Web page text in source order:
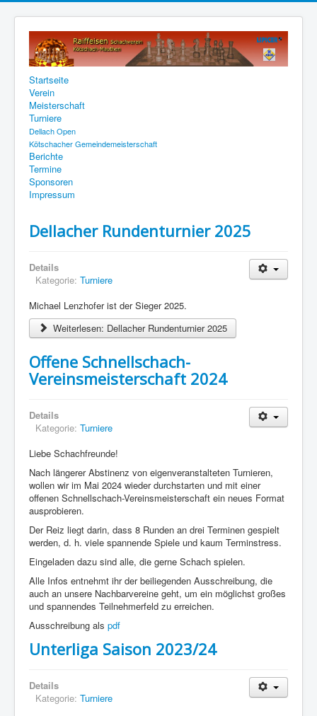
Startseite
Verein
Meisterschaft
Turniere
Dellach Open
Kötschacher Gemeindemeisterschaft
Berichte
Termine
Sponsoren
Impressum
Dellacher Rundenturnier 2025
Details
Kategorie: Turniere
Michael Lenzhofer ist der Sieger 2025.
Weiterlesen: Dellacher Rundenturnier 2025
Offene Schnellschach-
Vereinsmeisterschaft 2024
Details
Kategorie: Turniere
Liebe Schachfreunde!
Nach längerer Abstinenz von eigenveranstalteten Turnieren,
wollen wir im Mai 2024 wieder durchstarten und mit einer
offenen Schnellschach-Vereinsmeisterschaft ein neues Format
ausprobieren.
Der Reiz liegt darin, dass 8 Runden an drei Terminen gespielt
werden, d. h. viele spannende Spiele und kaum Terminstress.
Eingeladen dazu sind alle, die gerne Schach spielen.
Alle Infos entnehmt ihr der beiliegenden Ausschreibung, die
auch an unsere Nachbarvereine geht, um ein möglichst großes
und spannendes Teilnehmerfeld zu erreichen.
Ausschreibung als pdf
Unterliga Saison 2023/24
Details
Kategorie: Turniere